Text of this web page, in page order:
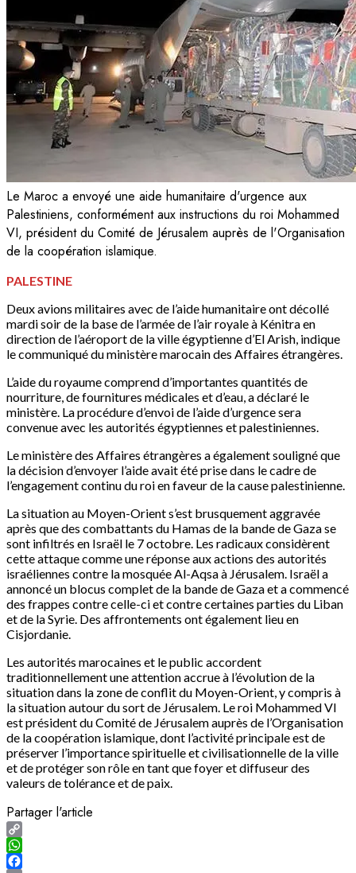
Le Maroc a envoyé une aide humanitaire d'urgence aux
Palestiniens, conformément aux instructions du roi Mohammed
VI, président du Comité de Jérusalem auprès de l'Organisation
de la coopération islamique.
PALESTINE
Deux avions militaires avec de l’aide humanitaire ont décollé
mardi soir de la base de l’armée de l’air royale à Kénitra en
direction de l’aéroport de la ville égyptienne d’El Arish, indique
le communiqué du ministère marocain des Affaires étrangères.
L’aide du royaume comprend d’importantes quantités de
nourriture, de fournitures médicales et d’eau, a déclaré le
ministère. La procédure d’envoi de l’aide d’urgence sera
convenue avec les autorités égyptiennes et palestiniennes.
Le ministère des Affaires étrangères a également souligné que
la décision d’envoyer l’aide avait été prise dans le cadre de
l’engagement continu du roi en faveur de la cause palestinienne.
La situation au Moyen-Orient s’est brusquement aggravée
après que des combattants du Hamas de la bande de Gaza se
sont infiltrés en Israël le 7 octobre. Les radicaux considèrent
cette attaque comme une réponse aux actions des autorités
israéliennes contre la mosquée Al-Aqsa à Jérusalem. Israël a
annoncé un blocus complet de la bande de Gaza et a commencé
des frappes contre celle-ci et contre certaines parties du Liban
et de la Syrie. Des affrontements ont également lieu en
Cisjordanie.
Les autorités marocaines et le public accordent
traditionnellement une attention accrue à l’évolution de la
situation dans la zone de conflit du Moyen-Orient, y compris à
la situation autour du sort de Jérusalem. Le roi Mohammed VI
est président du Comité de Jérusalem auprès de l’Organisation
de la coopération islamique, dont l’activité principale est de
préserver l’importance spirituelle et civilisationnelle de la ville
et de protéger son rôle en tant que foyer et diffuseur des
valeurs de tolérance et de paix.
Partager l'article
Copy
Link
WhatsApp